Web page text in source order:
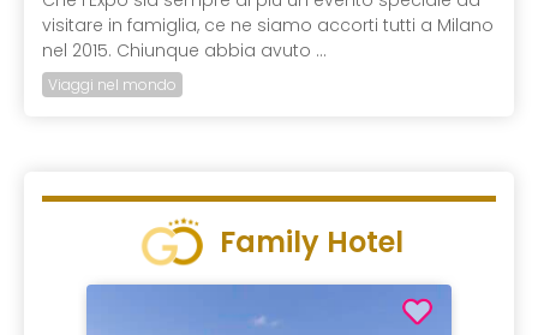
visitare in famiglia, ce ne siamo accorti tutti a Milano
nel 2015. Chiunque abbia avuto ...
Viaggi nel mondo
Family Hotel